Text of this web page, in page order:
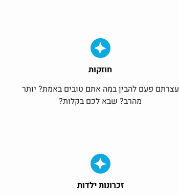
חוזקות
עצרתם פעם להבין במה אתם טובים באמת? יותר
מהרב? שבא לכם בקלות?
זכרונות ילדות